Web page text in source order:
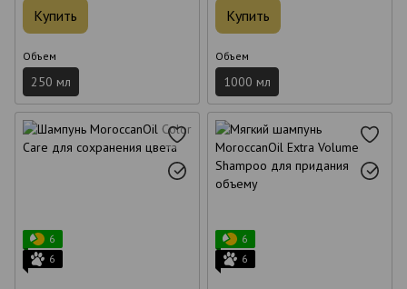
Купить
Объем
250 мл
Купить
Объем
1000 мл
6
6
6
6